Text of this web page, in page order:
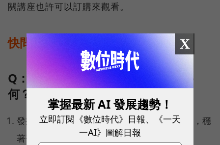
關講座也許可以訂購來觀看。
快問快答
Q：創業至今，做得最好的三件事為
何？
發揮人際整合溝通能力，吸引優秀人才和夥伴，穩
著平台「心理學」核心專業。
X
掌握最新 AI 發展趨勢！
立即訂閱《數位時代》日報、《一天
一AI》圖解日報